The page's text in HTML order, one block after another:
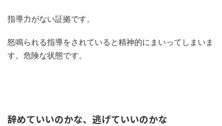
指導力がない証拠です。
怒鳴られる指導をされていると精神的にまいってしまいま
す。危険な状態です。
辞めていいのかな、逃げていいのかな